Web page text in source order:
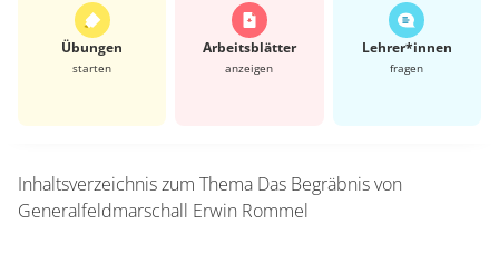
Übungen
starten
Arbeits­blätter
anzeigen
Lehrer*​innen
fragen
Inhaltsverzeichnis zum Thema Das Begräbnis von
Generalfeldmarschall Erwin Rommel